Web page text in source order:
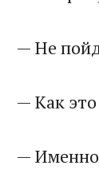
— Не
— Как
— Именно